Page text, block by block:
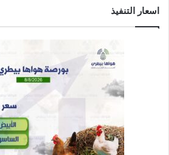
اسعار التنفيذ